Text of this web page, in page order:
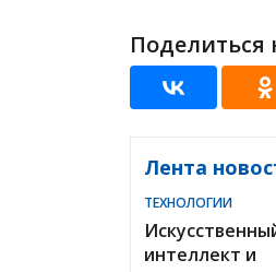
Поделиться
Лента
ТЕХНОЛОГИИ
интеллект и